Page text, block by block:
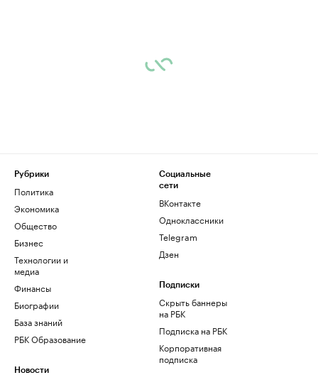
Рубрики
Политика
Экономика
Общество
Бизнес
Технологии и
медиа
Финансы
Биографии
База знаний
РБК Образование
Новости
Социальные
сети
ВКонтакте
Одноклассники
Telegram
Дзен
Подписки
Скрыть баннеры
на РБК
Подписка на РБК
Корпоративная
подписка